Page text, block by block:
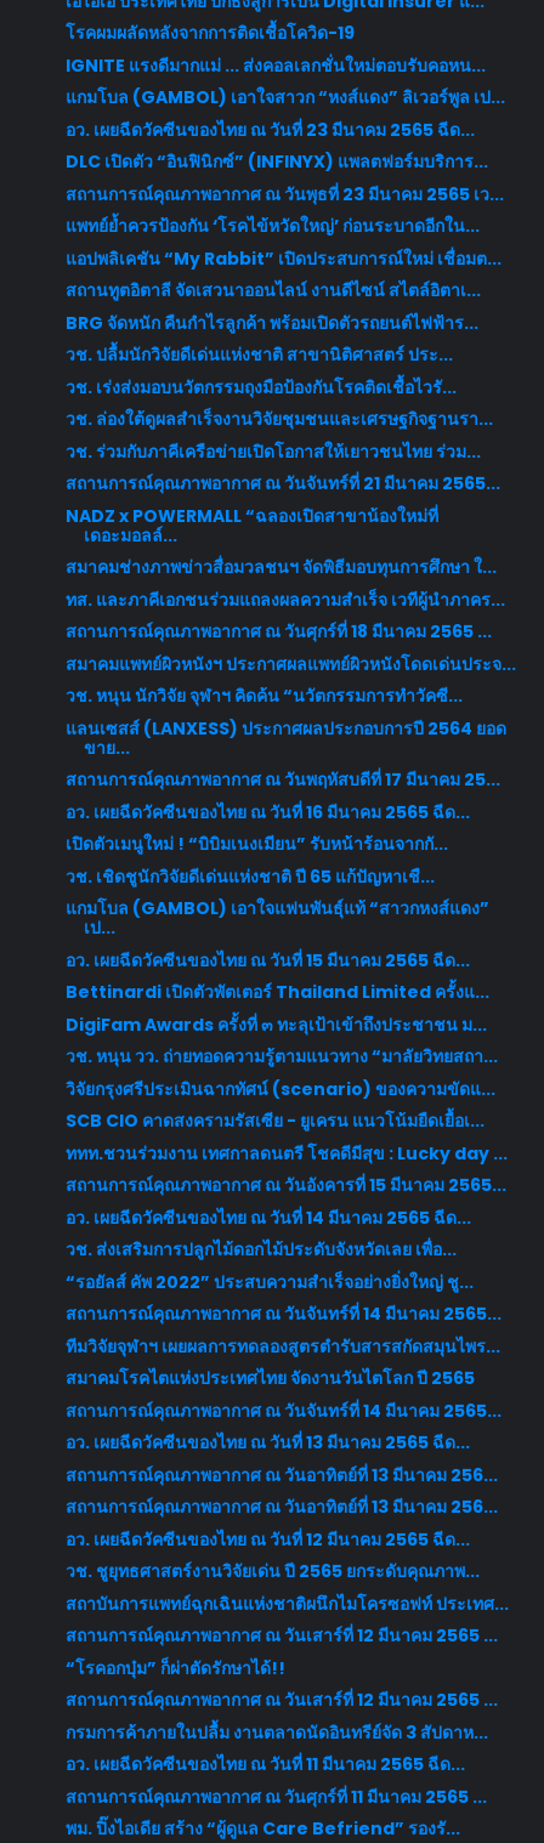
โรคผมผลัดหลังจากการติดเชื้อโควิด-19
IGNITE แรงดีมากแม่ ... ส่งคอลเลกชั่นใหม่ตอบรับคอหน...
แกมโบล (GAMBOL) เอาใจสาวก “หงส์แดง” ลิเวอร์พูล เป...
อว. เผยฉีดวัคซีนของไทย ณ วันที่ 23 มีนาคม 2565 ฉีด...
DLC เปิดตัว “อินฟินิกซ์” (INFINYX) แพลตฟอร์มบริการ...
สถานการณ์คุณภาพอากาศ ณ วันพุธที่ 23 มีนาคม 2565 เว...
แพทย์ย้ำควรป้องกัน ‘โรคไข้หวัดใหญ่’ ก่อนระบาดอีกใน...
แอปพลิเคชัน “My Rabbit” เปิดประสบการณ์ใหม่ เชื่อมต...
สถานทูตอิตาลี จัดเสวนาออนไลน์ งานดีไซน์ สไตล์อิตาเ...
BRG จัดหนัก คืนกำไรลูกค้า พร้อมเปิดตัวรถยนต์ไฟฟ้าร...
วช. ปลื้มนักวิจัยดีเด่นแห่งชาติ สาขานิติศาสตร์ ประ...
วช. เร่งส่งมอบนวัตกรรมถุงมือป้องกันโรคติดเชื้อไวรั...
วช. ล่องใต้ดูผลสำเร็จงานวิจัยชุมชนและเศรษฐกิจฐานรา...
วช. ร่วมกับภาคีเครือข่ายเปิดโอกาสให้เยาวชนไทย ร่วม...
สถานการณ์คุณภาพอากาศ ณ วันจันทร์ที่ 21 มีนาคม 2565...
NADZ x POWERMALL “ฉลองเปิดสาขาน้องใหม่ที่
เดอะมอลล์...
สมาคมช่างภาพข่าวสื่อมวลชนฯ จัดพิธีมอบทุนการศึกษา ใ...
ทส. และภาคีเอกชนร่วมแถลงผลความสำเร็จ เวทีผู้นำภาคร...
สถานการณ์คุณภาพอากาศ ณ วันศุกร์ที่ 18 มีนาคม 2565 ...
สมาคมแพทย์ผิวหนังฯ ประกาศผลแพทย์ผิวหนังโดดเด่นประจ...
วช. หนุน นักวิจัย จุฬาฯ คิดค้น “นวัตกรรมการทำวัคซี...
แลนเซสส์ (LANXESS) ประกาศผลประกอบการปี 2564 ยอด
ขาย...
สถานการณ์คุณภาพอากาศ ณ วันพฤหัสบดีที่ 17 มีนาคม 25...
อว. เผยฉีดวัคซีนของไทย ณ วันที่ 16 มีนาคม 2565 ฉีด...
เปิดตัวเมนูใหม่ ! “บิบิมเนงเมียน” รับหน้าร้อนจากกั...
วช. เชิดชูนักวิจัยดีเด่นแห่งชาติ ปี 65 แก้ปัญหาเชื...
แกมโบล (GAMBOL) เอาใจแฟนพันธุ์แท้ “สาวกหงส์แดง”
เป...
อว. เผยฉีดวัคซีนของไทย ณ วันที่ 15 มีนาคม 2565 ฉีด...
Bettinardi เปิดตัวพัตเตอร์ Thailand Limited ครั้งแ...
DigiFam Awards ครั้งที่ ๓ ทะลุเป้าเข้าถึงประชาชน ม...
วช. หนุน วว. ถ่ายทอดความรู้ตามแนวทาง “มาลัยวิทยสถา...
วิจัยกรุงศรีประเมินฉากทัศน์ (scenario) ของความขัดแ...
SCB CIO คาดสงครามรัสเซีย - ยูเครน แนวโน้มยืดเยื้อเ...
ททท.ชวนร่วมงาน เทศกาลดนตรี โชคดีมีสุข : Lucky day ...
สถานการณ์คุณภาพอากาศ ณ วันอังคารที่ 15 มีนาคม 2565...
อว. เผยฉีดวัคซีนของไทย ณ วันที่ 14 มีนาคม 2565 ฉีด...
วช. ส่งเสริมการปลูกไม้ดอกไม้ประดับจังหวัดเลย เพื่อ...
“รอยัลส์ คัพ 2022” ประสบความสำเร็จอย่างยิ่งใหญ่ ชู...
สถานการณ์คุณภาพอากาศ ณ วันจันทร์ที่ 14 มีนาคม 2565...
ทีมวิจัยจุฬาฯ เผยผลการทดลองสูตรตำรับสารสกัดสมุนไพร...
สมาคมโรคไตแห่งประเทศไทย จัดงานวันไตโลก ปี 2565
สถานการณ์คุณภาพอากาศ ณ วันจันทร์ที่ 14 มีนาคม 2565...
อว. เผยฉีดวัคซีนของไทย ณ วันที่ 13 มีนาคม 2565 ฉีด...
สถานการณ์คุณภาพอากาศ ณ วันอาทิตย์ที่ 13 มีนาคม 256...
สถานการณ์คุณภาพอากาศ ณ วันอาทิตย์ที่ 13 มีนาคม 256...
อว. เผยฉีดวัคซีนของไทย ณ วันที่ 12 มีนาคม 2565 ฉีด...
วช. ชูยุทธศาสตร์งานวิจัยเด่น ปี 2565 ยกระดับคุณภาพ...
สถาบันการแพทย์ฉุกเฉินแห่งชาติผนึกไมโครซอฟท์ ประเทศ...
สถานการณ์คุณภาพอากาศ ณ วันเสาร์ที่ 12 มีนาคม 2565 ...
“โรคอกบุ๋ม” ก็ผ่าตัดรักษาได้!!
สถานการณ์คุณภาพอากาศ ณ วันเสาร์ที่ 12 มีนาคม 2565 ...
กรมการค้าภายในปลื้ม งานตลาดนัดอินทรีย์จัด 3 สัปดาห...
อว. เผยฉีดวัคซีนของไทย ณ วันที่ 11 มีนาคม 2565 ฉีด...
สถานการณ์คุณภาพอากาศ ณ วันศุกร์ที่ 11 มีนาคม 2565 ...
พม. ปิ๊งไอเดีย สร้าง “ผู้ดูแล Care Befriend” รองรั...